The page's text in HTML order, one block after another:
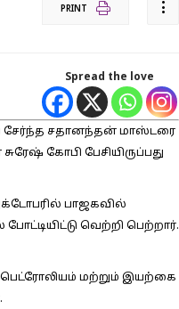
PRINT
Spread the love
சேர்ந்த சதானந்தன் மாஸ்டரை
கோபி பேசியிருப்பது
பாஜகவில்
வெற்றி பெற்றார்.
பெட்ரோலியம் மற்றும் இயற்கை